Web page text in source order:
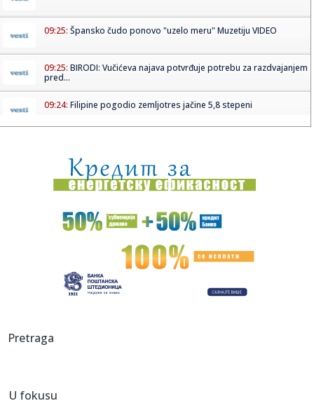
09:25: Špansko čudo ponovo "uzelo meru" Muzetiju VIDEO
09:25: BIRODI: Vučićeva najava potvrđuje potrebu za razdvajanjem
pred...
09:24: Filipine pogodio zemljotres jačine 5,8 stepeni
09:23:KOSTOV NA IZLAZNIM VRATIMA: Velikan baš zagrizao za
Zvezdinog bi...
09:21:Без воде Петроварадинска тврђава
SRCE Vranje: Sport u istorijskoj krizi
09:19:Bez vode Petrovardinska tvrđava
stanovi...
Pretraga
U fokusu